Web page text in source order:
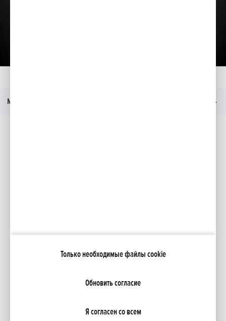
Только необходимые файлы cookie
Обновить согласие
Я согласен со всем
Меню